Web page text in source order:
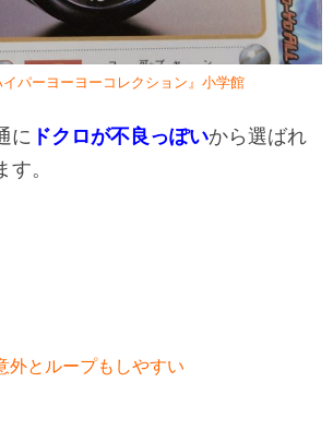
パーヨーヨーコレクション』小学館
に ドクロが不良っぽいから選ばれ
。
外とループもしやすい